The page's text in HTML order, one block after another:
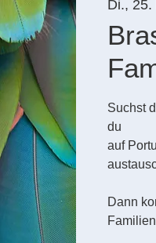
Di., 25.
Suchst
du
auf
Dann